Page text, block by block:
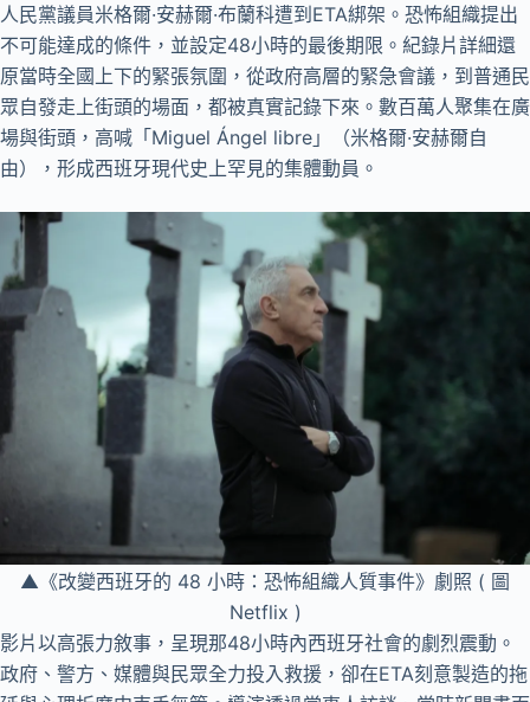
人民黨議員米格爾·安赫爾·布蘭科遭到ETA綁架。恐怖組織提出
不可能達成的條件，並設定48小時的最後期限。紀錄片詳細還
原當時全國上下的緊張氛圍，從政府高層的緊急會議，到普通民
眾自發走上街頭的場面，都被真實記錄下來。數百萬人聚集在廣
場與街頭，高喊「Miguel Ángel libre」（米格爾·安赫爾自
由），形成西班牙現代史上罕見的集體動員。
▲《改變西班牙的 48 小時：恐怖組織人質事件》劇照 ( 圖
Netflix )
影片以高張力敘事，呈現那48小時內西班牙社會的劇烈震動。
政府、警方、媒體與民眾全力投入救援，卻在ETA刻意製造的拖